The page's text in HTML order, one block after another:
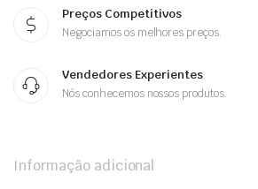
Preços Competitivos
Negociamos os melhores preços.
Vendedores Experientes
Nós conhecemos nossos produtos.
Informação adicional